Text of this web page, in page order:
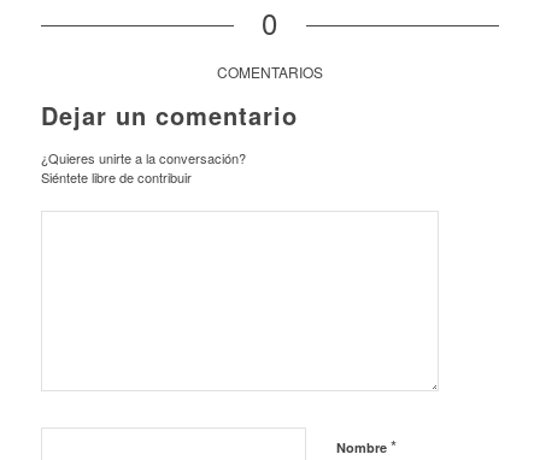
0
COMENTARIOS
Dejar un comentario
¿Quieres unirte a la conversación?
Siéntete libre de contribuir
Nombre *